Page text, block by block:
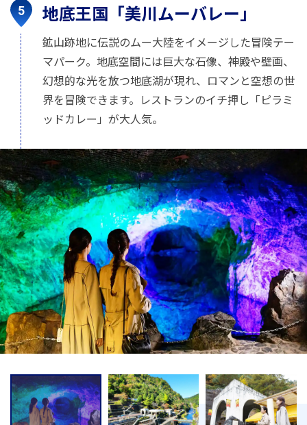
地底王国「美川ムーバレー」
鉱山跡地に伝説のムー大陸をイメージした冒険テー
マパーク。地底空間には巨大な石像、神殿や壁画、
幻想的な光を放つ地底湖が現れ、ロマンと空想の世
界を冒険できます。レストランのイチ押し「ピラミ
ッドカレー」が大人気。